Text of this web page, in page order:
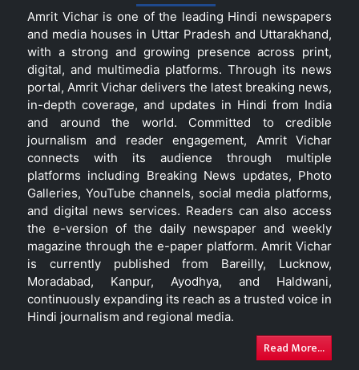
Amrit Vichar is one of the leading Hindi newspapers
and media houses in Uttar Pradesh and Uttarakhand,
with a strong and growing presence across print,
digital, and multimedia platforms. Through its news
portal, Amrit Vichar delivers the latest breaking news,
in-depth coverage, and updates in Hindi from India
and around the world. Committed to credible
journalism and reader engagement, Amrit Vichar
connects with its audience through multiple
platforms including Breaking News updates, Photo
Galleries, YouTube channels, social media platforms,
and digital news services. Readers can also access
the e-version of the daily newspaper and weekly
magazine through the e-paper platform. Amrit Vichar
is currently published from Bareilly, Lucknow,
Moradabad, Kanpur, Ayodhya, and Haldwani,
continuously expanding its reach as a trusted voice in
Hindi journalism and regional media.
Read More...